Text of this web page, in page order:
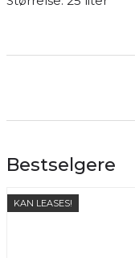
Bestselgere
KAN LEASES!